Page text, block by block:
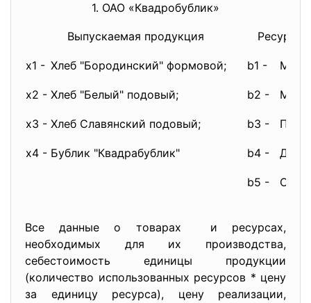
1. ОАО «Квадробублик»
Выпускаемая продукция Ресурсы
x1 - Хлеб "Бородинский" формовой; b1 - Мука
x2 - Хлеб "Белый" подовый; b2 - Мука
x3 - Хлеб Славянский подовый; b3 -
x4 - Бублик "Квадрабублик" b4 -
b5 -
Все данные о товарах и ресурсах,
необходимых для их производства,
себестоимость единицы продукции
(количество использованных ресурсов * цену
за единицу ресурса), цену реализации,